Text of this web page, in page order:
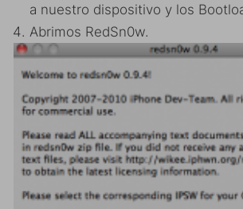
a nuestro dispositivo y los
Abrimos RedSn0w.